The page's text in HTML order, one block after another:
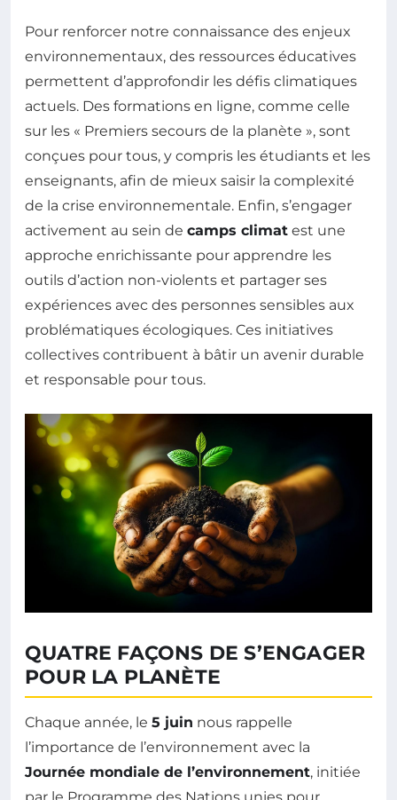
Pour renforcer notre connaissance des enjeux
environnementaux, des ressources éducatives
permettent d’approfondir les défis climatiques
actuels. Des formations en ligne, comme celle
sur les « Premiers secours de la planète », sont
conçues pour tous, y compris les étudiants et les
enseignants, afin de mieux saisir la complexité
de la crise environnementale. Enfin, s’engager
activement au sein de camps climat est une
approche enrichissante pour apprendre les
outils d’action non-violents et partager ses
expériences avec des personnes sensibles aux
problématiques écologiques. Ces initiatives
collectives contribuent à bâtir un avenir durable
et responsable pour tous.
QUATRE FAÇONS DE S’ENGAGER
POUR LA PLANÈTE
Chaque année, le 5 juin nous rappelle
l’importance de l’environnement avec la
Journée mondiale de l’environnement, initiée